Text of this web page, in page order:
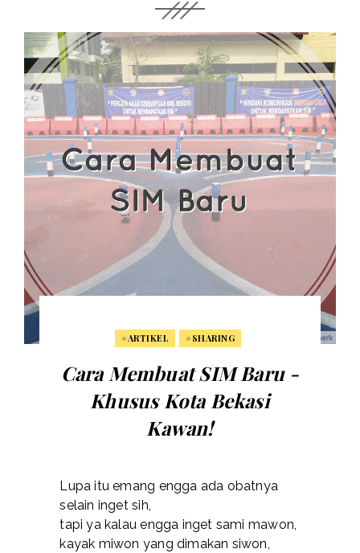
#ARTIKEL #SHARING
Cara Membuat SIM Baru -
Khusus Kota Bekasi
Kawan!
Lupa itu emang engga ada obatnya
selain inget sih,
tapi ya kalau engga inget sami mawon,
kayak miwon yang dimakan siwon,